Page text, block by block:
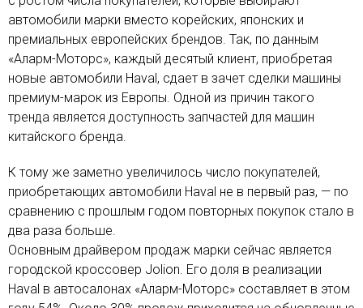
автомобили марки вместо корейских, японских и
премиальных европейских брендов. Так, по данным
«Аларм-Моторс», каждый десятый клиент, приобретая
новые автомобили Haval, сдает в зачет сделки машины
премиум-марок из Европы. Одной из причин такого
тренда является доступность запчастей для машин
китайского бренда.
К тому же заметно увеличилось число покупателей,
приобретающих автомобили Haval не в первый раз, — по
сравнению с прошлым годом повторных покупок стало в
два раза больше.
Основным драйвером продаж марки сейчас является
городской кроссовер Jolion. Его доля в реализации
Haval в автосалонах «Аларм-Моторс» составляет в этом